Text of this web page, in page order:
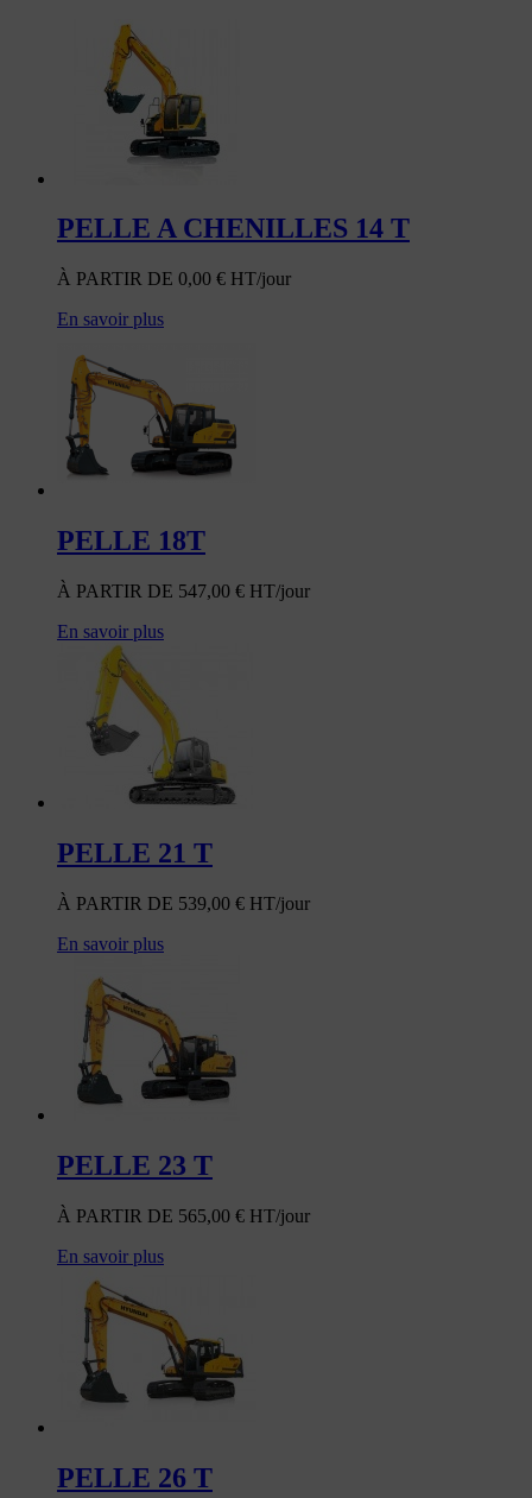
PELLE A CHENILLES 14 T
À PARTIR DE 0,00 € HT/jour
En savoir plus
PELLE 18T
À PARTIR DE 547,00 € HT/jour
En savoir plus
PELLE 21 T
À PARTIR DE 539,00 € HT/jour
En savoir plus
PELLE 23 T
À PARTIR DE 565,00 € HT/jour
En savoir plus
PELLE 26 T